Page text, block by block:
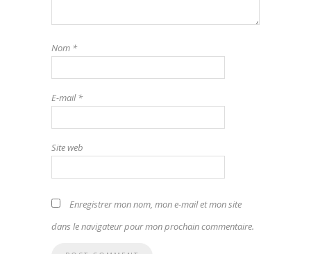
Nom *
E-mail*
Site web
Enregistrer mon nom, mon e-mail et mon site
dans le navigateur pour mon prochain commentaire.